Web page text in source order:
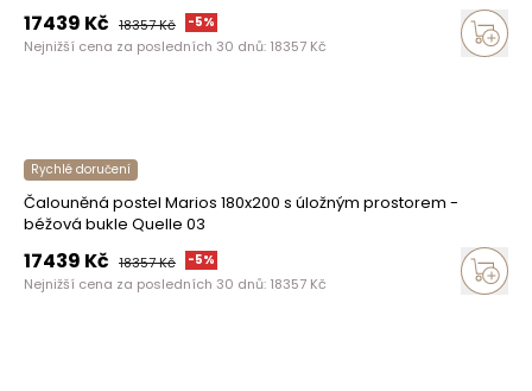
17439 Kč 18357Kč -5%
Nejnižší cena za posledních 30 dnů: 18357 Kč
Rychlé doručení
Čalouněná postel Marios 180x200 s úložným prostorem -
béžová bukle Quelle 03
17439 Kč 18357Kč -5%
Nejnižší cena za posledních 30 dnů: 18357 Kč